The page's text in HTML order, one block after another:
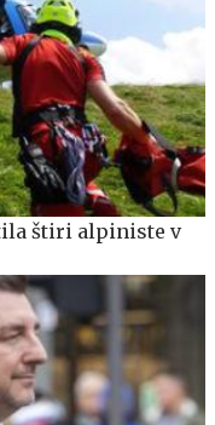
štiri alpiniste v